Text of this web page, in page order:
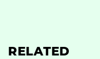
RELATED